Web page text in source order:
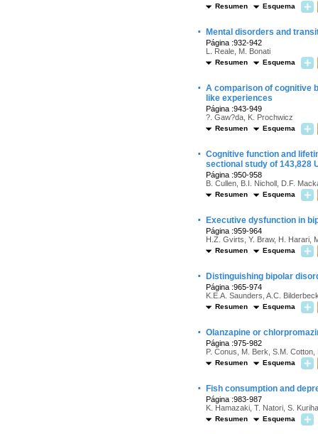
Resumen Esquema
· Mental disorders and
Página :932-942
L. Reale, M. Bonati
Resumen Esquema
· A comparison of cognitive
like experiences
Página :943-949
?. Gaw?da, K. Prochwicz
Resumen Esquema
· Cognitive function and
sectional study of 143,828
Página :950-958
B. Cullen, B.I. Nicholl, D.F.
Resumen Esquema
· Executive dysfunction in
Página :959-964
H.Z. Gvirts, Y. Braw, H. Harari,
Resumen Esquema
· Distinguishing bipolar
Página :965-974
K.E.A. Saunders, A.C.
Resumen Esquema
· Olanzapine or
Página :975-982
P. Conus, M. Berk, S.M.
Resumen Esquema
· Fish consumption and
Página :983-987
K. Hamazaki, T. Natori, S.
Resumen Esquema